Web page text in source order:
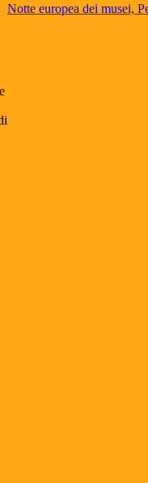
Notte europea dei musei,